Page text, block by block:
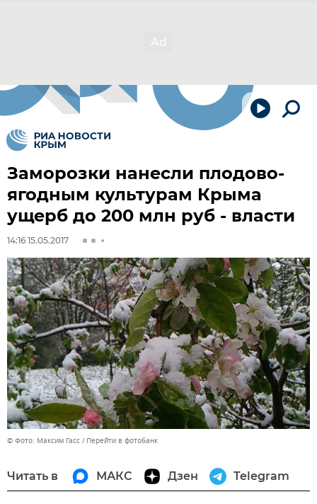
Заморозки нанесли плодово-
ягодным культурам Крыма
ущерб до 200 млн руб - власти
14:16 15.05.2017
© Фото: Максим Гасс Перейти в фотобанк
Читать в МАКС Дзен Telegram